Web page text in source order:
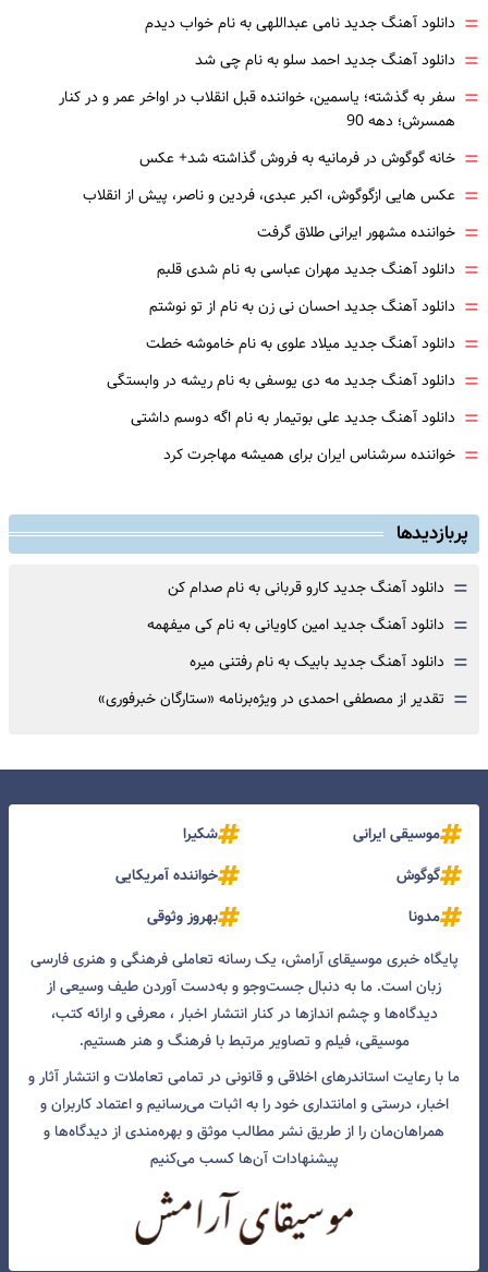
= دانلود آهنگ جدید نامی عبداللهی به نام خواب دیدم
= دانلود آهنگ جدید احمد سلو به نام چی شد
= سفر به گذشته؛ یاسمین، خواننده قبل انقلاب در اواخر عمر و در کنار
همسرش؛ دهه 90
= خانه گوگوش در فرمانیه به فروش گذاشته شد+ عکس
= عکس هایی ازگوگوش، اکبر عبدی، فردین و ناصر، پیش از انقلاب
= خواننده مشهور ایرانی طلاق گرفت
= دانلود آهنگ جدید مهران عباسی به نام شدی قلبم
= دانلود آهنگ جدید احسان نی زن به نام از تو نوشتم
= دانلود آهنگ جدید میلاد علوی به نام خاموشه خطت
= دانلود آهنگ جدید مه دی یوسفی به نام ریشه در وابستگی
= دانلود آهنگ جدید علی بوتیمار به نام اگه دوسم داشتی
= خواننده سرشناس ایران برای همیشه مهاجرت کرد
پربازدیدها
= دانلود آهنگ جدید کارو قربانی به نام صدام کن
= دانلود آهنگ جدید امین کاویانی به نام کی میفهمه
= دانلود آهنگ جدید بابیک به نام رفتنی میره
= تقدیر از مصطفی احمدی در ویژه‌برنامه «ستارگان خبرفوری»
موسیقی ایرانی
شکیرا
گوگوش
خواننده آمریکایی
مدونا
بهروز وثوقی
پایگاه خبری موسیقای آرامش، یک رسانه تعاملی فرهنگی و هنری فارسی
زبان است. ما به دنبال جست‌و‌جو و به‌دست آوردن طیف وسیعی از
دیدگاه‌ها و چشم انداز‌ها در کنار انتشار اخبار ، معرفی و ارائه کتب،
موسیقی، فیلم و تصاویر مرتبط با فرهنگ و هنر هستیم.
ما با رعایت استاندرهای اخلاقی و قانونی در تمامی تعاملات و انتشار آثار و
اخبار، درستی و امانتداری خود را به اثبات می‌رسانیم و اعتماد کاربران و
همراهان‌مان را از طریق نشر مطالب موثق و بهره‌مندی از دیدگاه‌ها و
پیشنهادات آن‌ها کسب می‌کنیم